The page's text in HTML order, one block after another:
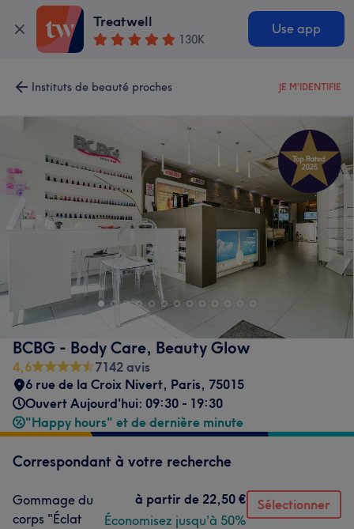
Treatwell
130K
Use app
Instituts de beauté proches JE M'IDENTIFIE
BCBG - Body Care, Beauty Glow
4,6
7142 avis
6 rue de la Croix Nivert, Paris, 75015
Ouvert Aujourd'hui: 09:30 - 19:30
"Happy hours" et de dernière minute
Correspondant à votre recherche
Gommage du
corps "Éclat
à partir de 22,50 €
Économisez jusqu'à 50%
Sélectionner